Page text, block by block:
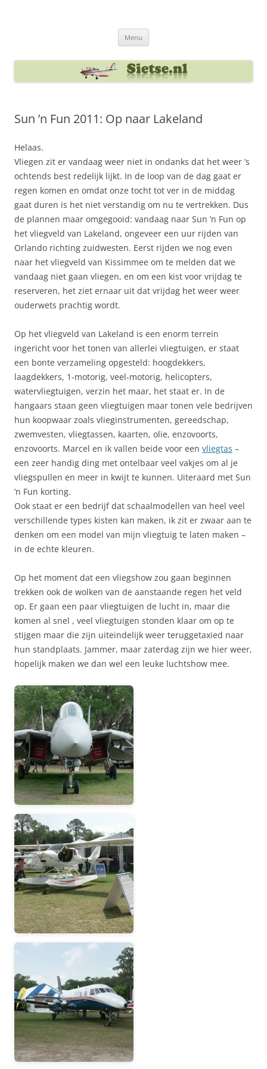
Menu
Sun ’n Fun 2011: Op naar Lakeland
Helaas.
Vliegen zit er vandaag weer niet in ondanks dat het weer ’s
ochtends best redelijk lijkt. In de loop van de dag gaat er
regen komen en omdat onze tocht tot ver in de middag
gaat duren is het niet verstandig om nu te vertrekken. Dus
de plannen maar omgegooid: vandaag naar Sun ’n Fun op
het vliegveld van Lakeland, ongeveer een uur rijden van
Orlando richting zuidwesten. Eerst rijden we nog even
naar het vliegveld van Kissimmee om te melden dat we
vandaag niet gaan vliegen, en om een kist voor vrijdag te
reserveren, het ziet ernaar uit dat vrijdag het weer weer
ouderwets prachtig wordt.
Op het vliegveld van Lakeland is een enorm terrein
ingericht voor het tonen van allerlei vliegtuigen, er staat
een bonte verzameling opgesteld: hoogdekkers,
laagdekkers, 1-motorig, veel-motorig, helicopters,
watervliegtuigen, verzin het maar, het staat er. In de
hangaars staan geen vliegtuigen maar tonen vele bedrijven
hun koopwaar zoals vlieginstrumenten, gereedschap,
zwemvesten, vliegtassen, kaarten, olie, enzovoorts,
enzovoorts. Marcel en ik vallen beide voor een vliegtas –
een zeer handig ding met ontelbaar veel vakjes om al je
vliegspullen en meer in kwijt te kunnen. Uiteraard met Sun
’n Fun korting.
Ook staat er een bedrijf dat schaalmodellen van heel veel
verschillende types kisten kan maken, ik zit er zwaar aan te
denken om een model van mijn vliegtuig te laten maken –
in de echte kleuren.
Op het moment dat een vliegshow zou gaan beginnen
trekken ook de wolken van de aanstaande regen het veld
op. Er gaan een paar vliegtuigen de lucht in, maar die
komen al snel , veel vliegtuigen stonden klaar om op te
stijgen maar die zijn uiteindelijk weer teruggetaxied naar
hun standplaats. Jammer, maar zaterdag zijn we hier weer,
hopelijk maken we dan wel een leuke luchtshow mee.